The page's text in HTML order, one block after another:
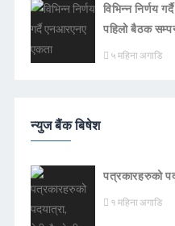
विभिन्न निर्णय
पहिलो बैठक
५ महिना अगाडि
न्युज बैंक बिषेश
पत्रकारहरुको
१ महिना अगाडि